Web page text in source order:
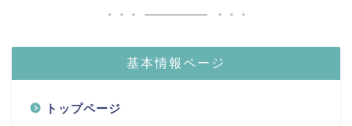
基本情報ページ
トップページ